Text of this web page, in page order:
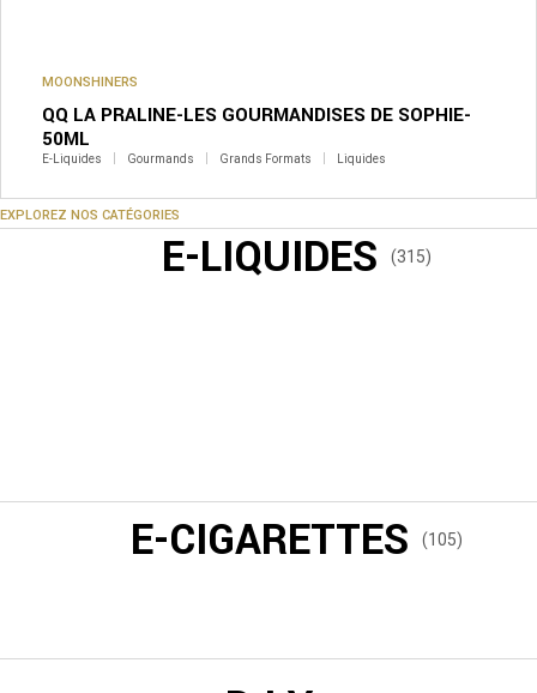
MOONSHINERS
QQ LA PRALINE-LES GOURMANDISES DE SOPHIE-
50ML
E-Liquides Gourmands Grands Formats Liquides
EXPLOREZ NOS CATÉGORIES
E-LIQUIDES (315)
E-CIGARETTES (105)